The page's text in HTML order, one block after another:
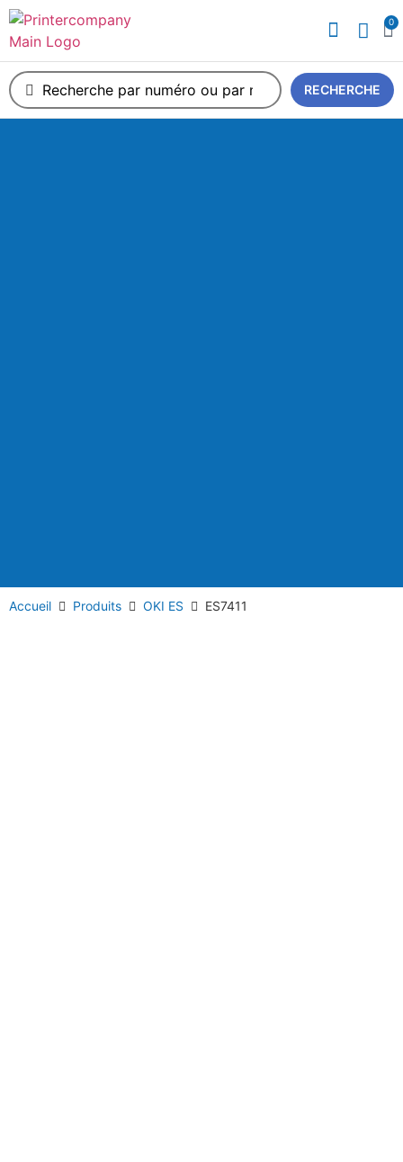
0
RECHERCHE
Accueil Produits OKI ES ES7411